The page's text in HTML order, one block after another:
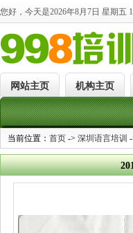
您好，今天是2026年8月7日 星期五
网站主页 机构主页
当前位置： 首页 -> 深圳语言培训